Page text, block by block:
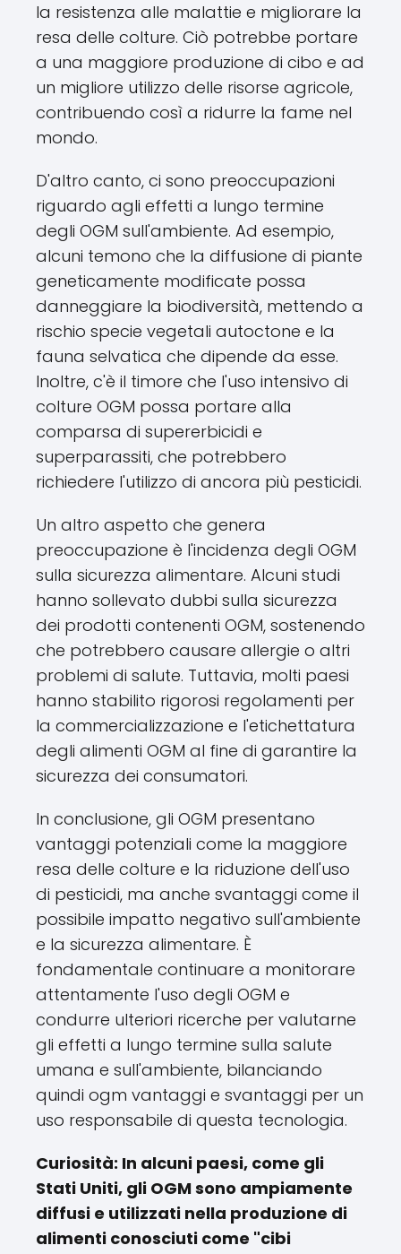
la resistenza alle malattie e migliorare la
resa delle colture. Ciò potrebbe portare
a una maggiore produzione di cibo e ad
un migliore utilizzo delle risorse agricole,
contribuendo così a ridurre la fame nel
mondo.
D'altro canto, ci sono preoccupazioni
riguardo agli effetti a lungo termine
degli OGM sull'ambiente. Ad esempio,
alcuni temono che la diffusione di piante
geneticamente modificate possa
danneggiare la biodiversità, mettendo a
rischio specie vegetali autoctone e la
fauna selvatica che dipende da esse.
Inoltre, c'è il timore che l'uso intensivo di
colture OGM possa portare alla
comparsa di supererbicidi e
superparassiti, che potrebbero
richiedere l'utilizzo di ancora più pesticidi.
Un altro aspetto che genera
preoccupazione è l'incidenza degli OGM
sulla sicurezza alimentare. Alcuni studi
hanno sollevato dubbi sulla sicurezza
dei prodotti contenenti OGM, sostenendo
che potrebbero causare allergie o altri
problemi di salute. Tuttavia, molti paesi
hanno stabilito rigorosi regolamenti per
la commercializzazione e l'etichettatura
degli alimenti OGM al fine di garantire la
sicurezza dei consumatori.
In conclusione, gli OGM presentano
vantaggi potenziali come la maggiore
resa delle colture e la riduzione dell'uso
di pesticidi, ma anche svantaggi come il
possibile impatto negativo sull'ambiente
e la sicurezza alimentare. È
fondamentale continuare a monitorare
attentamente l'uso degli OGM e
condurre ulteriori ricerche per valutarne
gli effetti a lungo termine sulla salute
umana e sull'ambiente, bilanciando
quindi ogm vantaggi e svantaggi per un
uso responsabile di questa tecnologia.
Curiosità: In alcuni paesi, come gli
Stati Uniti, gli OGM sono ampiamente
diffusi e utilizzati nella produzione di
alimenti conosciuti come "cibi